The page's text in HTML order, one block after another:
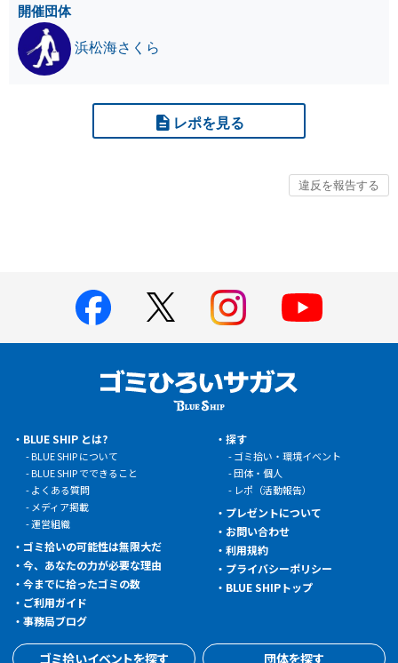
開催団体
浜松海さくら
レポを見る
BLUE SHIP とは?
BLUE SHIP について
BLUE SHIP でできること
よくある質問
メディア掲載
運営組織
ゴミ拾いの可能性は無限大だ
今、あなたの力が必要な理由
今までに拾ったゴミの数
ご利用ガイド
事務局ブログ
探す
ゴミ拾い・環境イベント
団体・個人
レポ（活動報告）
プレゼントについて
お問い合わせ
利用規約
プライバシーポリシー
BLUE SHIPトップ
ゴミ拾いイベントを探す 団体を探す